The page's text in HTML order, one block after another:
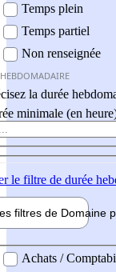
Temps plein
Temps partiel
Non renseignée
la durée
minimale (en
le filtre de durée
filtres de Domaine
professionel
Achats /